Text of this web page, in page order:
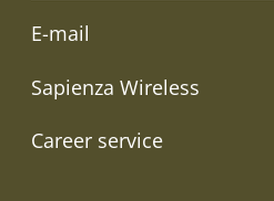
E-mail
Sapienza Wireless
Career service